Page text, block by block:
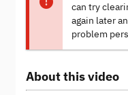
can try
again later
problem
About this video